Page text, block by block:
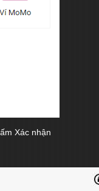
Xác nhận